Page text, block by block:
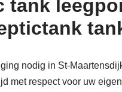
tank
nodig in St-
met respect voor uw